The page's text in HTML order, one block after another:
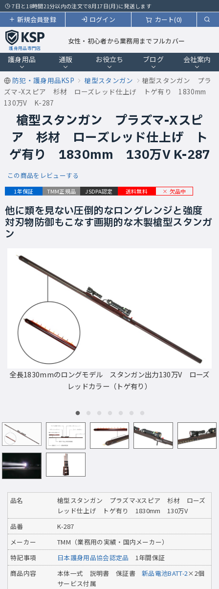
7日と18時間21分以内の注文で8月17日(月)に発送します
カート(0)
ログイン
新規会員登録
護身用品専門店
女性・初心者から業務用までフルカバー
護身用品 通販 お役立ち ブログ 会社案内
防犯・護身用品KSP 槍型スタンガン
槍型スタンガン プラ
ズマ-Xスピア 杉材 ローズレッド仕上げ トゲ有り 1830mm
130万V K-287
槍型スタンガン プラズマ-Xスピ
ア 杉材 ローズレッド仕上げ ト
ゲ有り 1830mm 130万V K-287
この商品をレビューする
1年保証 TMM正規品 JSDPA認定 送料無料 欠品中
他に類を見ない圧倒的なロングレンジと強度
対刃物防御もこなす画期的な木製槍型スタンガ
ン
全長1830mmのロングモデル スタンガン出力130万V ローズ
レッドカラー（トゲ有り）
品名
槍型スタンガン プラズマ-Xスピア 杉材 ローズ
レッド仕上げ トゲ有り 1830mm 130万V
品番
K-287
メーカー
TMM（業務用の実績・国内メーカー）
特記事項
日本護身用品協会認定品 1年間保証
商品内容
本体一式 説明書 保証書新品電池BATT-2×2個
サービス付属